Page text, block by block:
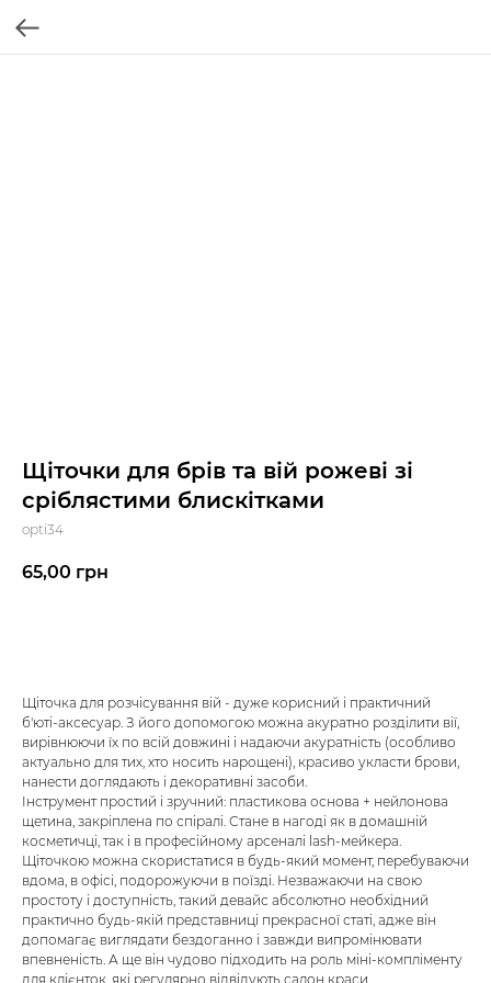
Щіточки для брів та вій рожеві зі
сріблястими блискітками
opti34
65,00 грн
Щіточка для розчісування вій - дуже корисний і практичний
б'юті-аксесуар. З його допомогою можна акуратно розділити вії,
вирівнюючи їх по всій довжині і надаючи акуратність (особливо
актуально для тих, хто носить нарощені), красиво укласти брови,
нанести доглядають і декоративні засоби.
Інструмент простий і зручний: пластикова основа + нейлонова
щетина, закріплена по спіралі. Стане в нагоді як в домашній
косметичці, так і в професійному арсеналі lash-мейкера.
Щіточкою можна скористатися в будь-який момент, перебуваючи
вдома, в офісі, подорожуючи в поїзді. Незважаючи на свою
простоту і доступність, такий девайс абсолютно необхідний
практично будь-якій представниці прекрасної статі, адже він
допомагає виглядати бездоганно і завжди випромінювати
впевненість. А ще він чудово підходить на роль міні-компліменту
для клієнток, які регулярно відвідують салон краси.